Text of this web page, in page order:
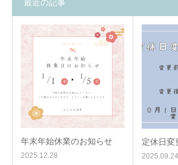
最近の記事
年末年始休業のお知らせ
2025.12.28
定休日変
2025.09.24